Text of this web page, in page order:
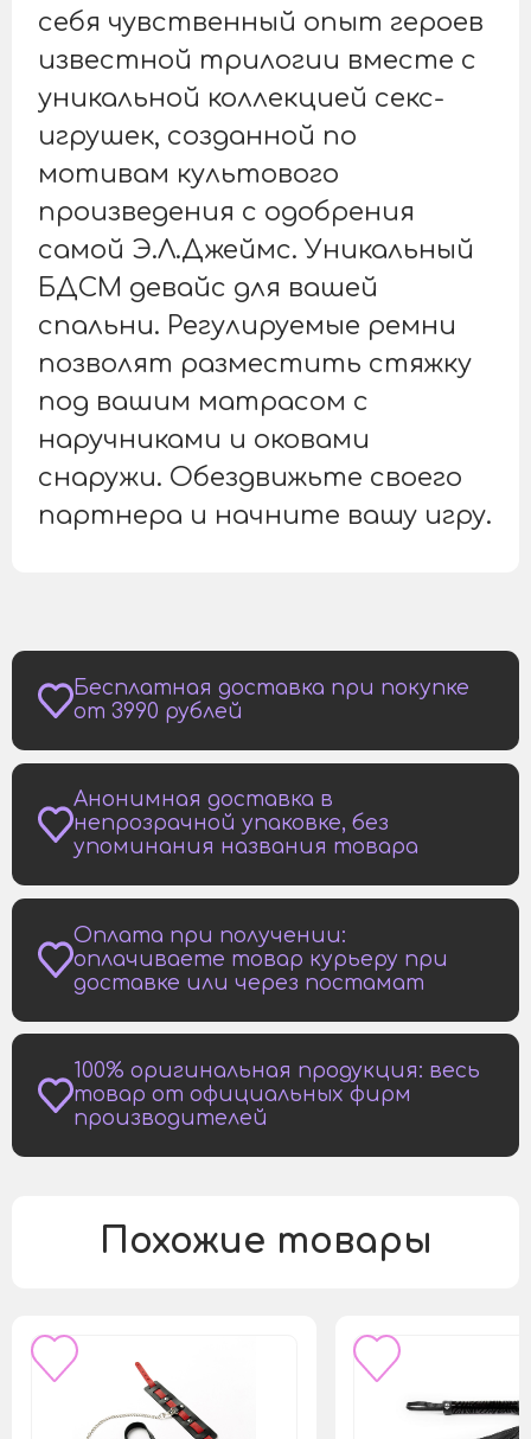
себя чувственный опыт героев
известной трилогии вместе с
уникальной коллекцией секс-
игрушек, созданной по
мотивам культового
произведения с одобрения
самой Э.Л.Джеймс. Уникальный
БДСМ девайс для вашей
спальни. Регулируемые ремни
позволят разместить стяжку
под вашим матрасом с
наручниками и оковами
снаружи. Обездвижьте своего
партнера и начните вашу игру.
Бесплатная доставка при покупке
от 3990 рублей
Анонимная доставка в
непрозрачной упаковке, без
упоминания названия товара
Оплата при получении:
оплачиваете товар курьеру при
доставке или через постамат
100% оригинальная продукция: весь
товар от официальных фирм
производителей
Похожие товары